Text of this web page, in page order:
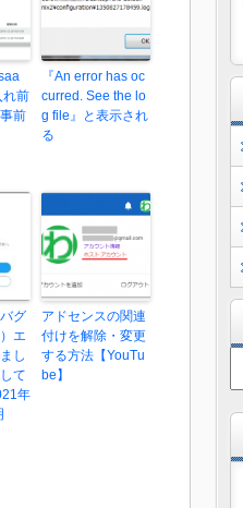
れ前
前
『An error has oc
curred. See the lo
g file』と表示され
る
グ
エ
し
て
年
アドセンスの関連
付けを解除・変更
する方法【YouTu
be】